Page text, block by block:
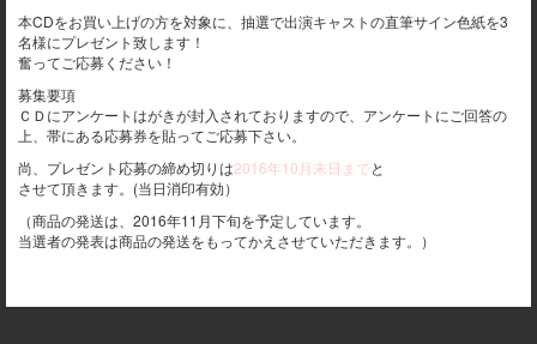
本CDをお買い上げの方を対象に、抽選で出演キャストの直筆サイン色紙を3
名様にプレゼント致します！
奮ってご応募ください！
募集要項
ＣＤにアンケートはがきが封入されておりますので、アンケートにご回答の
上、帯にある応募券を貼ってご応募下さい。
尚、プレゼント応募の締め切りは2016年10月末日までと
させて頂きます。(当日消印有効）
（商品の発送は、2016年11月下旬を予定しています。
当選者の発表は商品の発送をもってかえさせていただきます。）